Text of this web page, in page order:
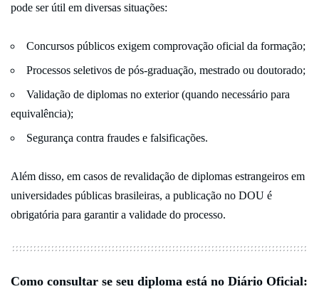
pode ser útil em diversas situações:
Concursos públicos exigem comprovação oficial da formação;
Processos seletivos de pós-graduação, mestrado ou doutorado;
Validação de diplomas no exterior (quando necessário para
equivalência);
Segurança contra fraudes e falsificações.
Além disso, em casos de revalidação de diplomas estrangeiros em
universidades públicas brasileiras, a publicação no DOU é
obrigatória para garantir a validade do processo.
Como consultar se seu diploma está no Diário Oficial: